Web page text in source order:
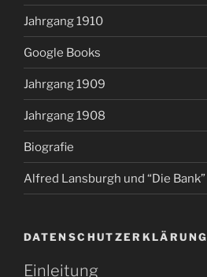
Jahrgang 1910
Google Books
Jahrgang 1909
Jahrgang 1908
Biografie
Alfred Lansburgh und “Die Bank”
DATENSCHUTZERKLÄRUNG
Einleitung